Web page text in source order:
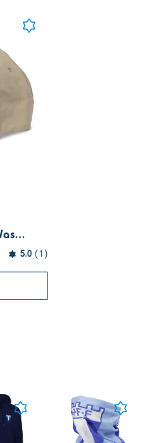
Keps Retro Logo Vintage Washed beige Dad Cap
5.0 1